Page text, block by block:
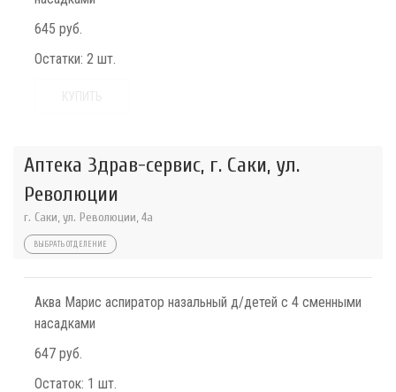
645 руб.
Остатки: 2 шт.
Аптека Здрав-сервис, г. Саки, ул.
Революции
г. Саки, ул. Революции, 4а
ВЫБРАТЬ ОТДЕЛЕНИЕ
Аква Марис аспиратор назальный д/детей с 4 сменными
насадками
647 руб.
Остаток: 1 шт.